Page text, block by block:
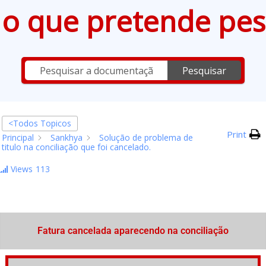
que pretende
Pesquisar
<Todos Topicos
Principal
Sankhya
Solução de problema de
titulo na conciliação que foi cancelado.
Print
Views 113
Fatura cancelada aparecendo na conciliação